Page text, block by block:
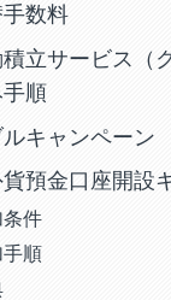
数料
立サービス（
順
キャンペーン
貨預金口座開設
件
順